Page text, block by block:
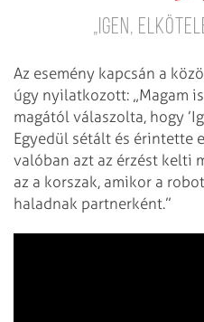
„Igen,
Az esemény kapcsán a
úgy nyilatkozott: „Magam
magától válaszolta, hogy
Egyedül sétált és érintette
valóban azt az érzést kelti
az a korszak, amikor a
haladnak partnerként.”